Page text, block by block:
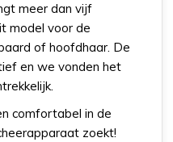
meer dan vijf
model voor de
of hoofdhaar. De
en we vonden het
comfortabel in de
zoekt!